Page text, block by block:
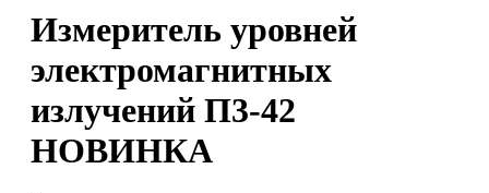
Измеритель уровней
электромагнитных
излучений П3-42
НОВИНКА